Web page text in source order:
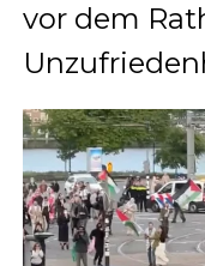
vor dem